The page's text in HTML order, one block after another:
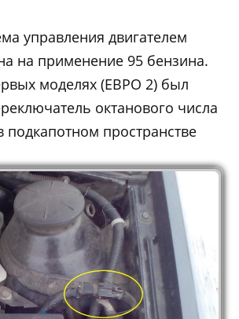
управления двигателем
на применение 95 бензина.
моделях (ЕВРО 2) был
октанового числа
подкапотном пространстве